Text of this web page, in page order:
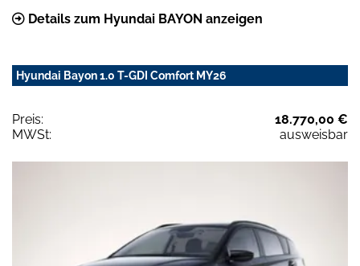
Details zum Hyundai BAYON anzeigen
Hyundai Bayon 1.0 T-GDI Comfort MY26
Preis:
18.770,00 €
MWSt:
ausweisbar